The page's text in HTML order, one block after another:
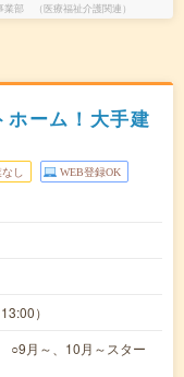
部 （医療福祉介護関連）
ホーム！大手建
し WEB登録OK
）
月～、10月～スター